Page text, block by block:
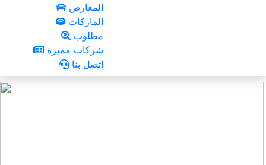
المعارض
الماركات
مطلوب
شركات مميزة
إتصل بنا